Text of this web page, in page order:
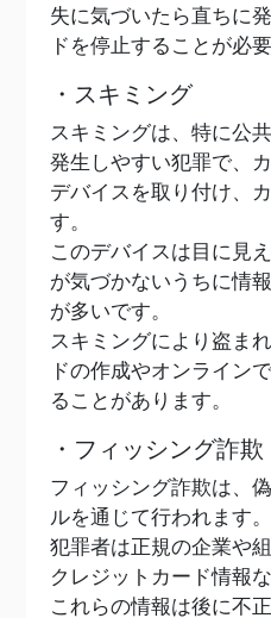
失に気づいたら直ちに
ドを停止することが必要
・スキミング
スキミングは、特に公
発生しやすい犯罪で、
デバイスを取り付け、
す。
このデバイスは目に見
が気づかないうちに情
が多いです。
スキミングにより盗ま
ドの作成やオンライン
ることがあります。
・フィッシング詐欺
フィッシング詐欺は、
ルを通じて行われます。
犯罪者は正規の企業や
クレジットカード情報
これらの情報は後に不